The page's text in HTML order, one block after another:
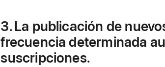
3. La publicación de
frecuencia determinada
suscripciones.